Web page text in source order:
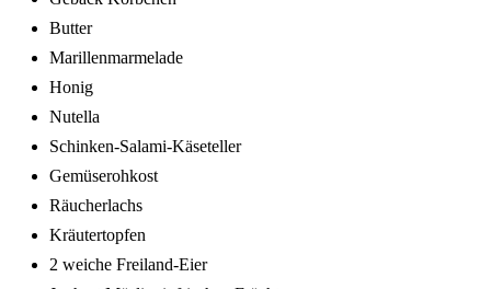
Butter
Marillenmarmelade
Honig
Nutella
Schinken-Salami-Käseteller
Gemüserohkost
Räucherlachs
Kräutertopfen
2 weiche Freiland-Eier